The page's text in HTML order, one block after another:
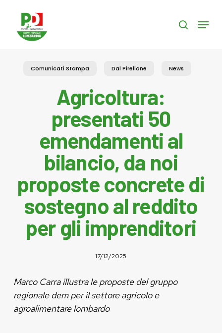
content
search
Menu
Comunicati Stampa Dal Pirellone News
Agricoltura:
presentati 50
emendamenti al
bilancio, da noi
proposte concrete di
sostegno al reddito
per gli imprenditori
17/12/2025
Marco Carra illustra le proposte del gruppo
regionale dem per il settore agricolo e
agroalimentare lombardo